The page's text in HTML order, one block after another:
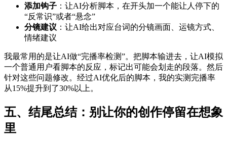
添加钩子 ：让AI分析脚本，在开头加一个能让人停下的
“反常识”或者“悬念”
分镜建议 ：让AI给出对应台词的分镜画面、运镜方式、
情绪建议
我最常用的是让AI做“完播率检测”。把脚本输进去，让AI模拟
一个普通用户看脚本的反应，标记出可能会划走的段落。然后
针对这些问题修改。经过AI优化后的脚本，我的实测完播率
从15%提升到了30%以上。
五、结尾总结：别让你的创作停留在想象
里